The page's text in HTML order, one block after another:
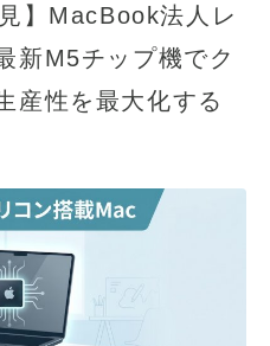
】MacBook法人レ
新M5チップ機でク
産性を最大化する